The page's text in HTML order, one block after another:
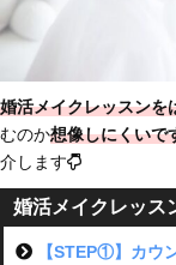
婚活メイクレッスンを
むのか想像しにくいで
介します
婚活メイクレッス
【STEP①】カウ